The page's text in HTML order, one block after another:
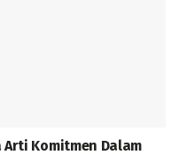
Arti Komitmen Dalam